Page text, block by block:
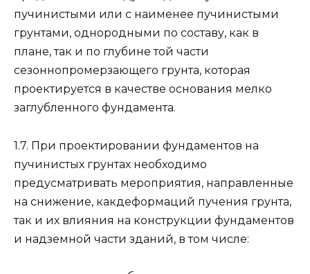
пучинистыми или с наименее пучинистыми
грунтами, однородными по составу, как в
плане, так и по глубине той части
сезоннопромерзающего грунта, которая
проектируется в качестве основания мелко
заглубленного фундамента.
1.7. При проектировании фундаментов на
пучинистых грунтах необходимо
предусматривать мероприятия, направленные
на снижение, какдеформаций пучения грунта,
так и их влияния на конструкции фундаментов
и надземной части зданий, в том числе: